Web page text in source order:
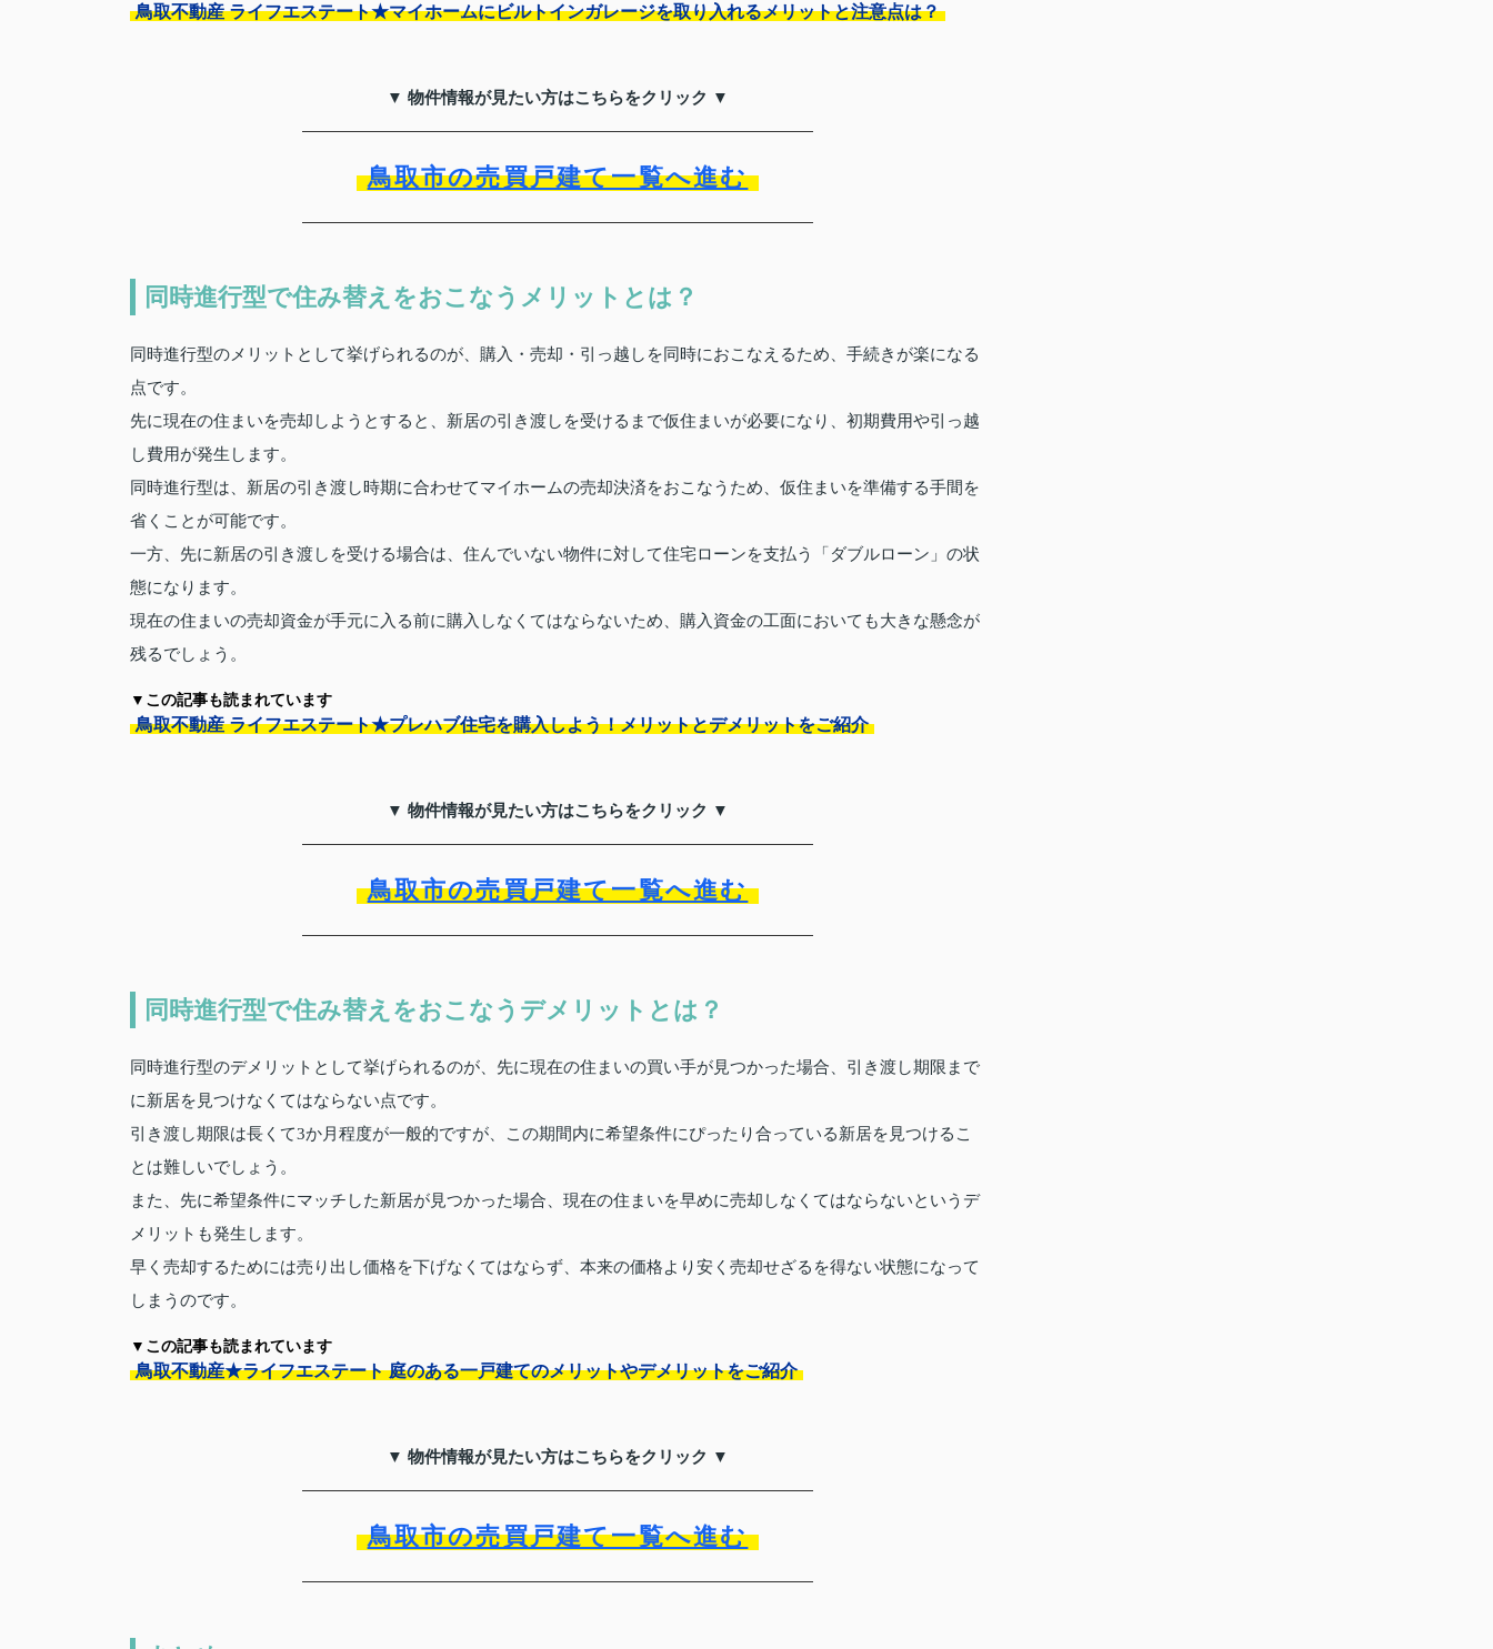
鳥取不動産 ライフエステート★マイホームにビルトインガレージを取り入れるメリットと注意点は？
▼ 物件情報が見たい方はこちらをクリック ▼
鳥取市の売買戸建て一覧へ進む
同時進行型で住み替えをおこなうメリットとは？
同時進行型のメリットとして挙げられるのが、購入・売却・引っ越しを同時におこなえるため、手続きが楽になる
点です。
先に現在の住まいを売却しようとすると、新居の引き渡しを受けるまで仮住まいが必要になり、初期費用や引っ越
し費用が発生します。
同時進行型は、新居の引き渡し時期に合わせてマイホームの売却決済をおこなうため、仮住まいを準備する手間を
省くことが可能です。
一方、先に新居の引き渡しを受ける場合は、住んでいない物件に対して住宅ローンを支払う「ダブルローン」の状
態になります。
現在の住まいの売却資金が手元に入る前に購入しなくてはならないため、購入資金の工面においても大きな懸念が
残るでしょう。
▼この記事も読まれています
鳥取不動産 ライフエステート★プレハブ住宅を購入しよう！メリットとデメリットをご紹介
▼ 物件情報が見たい方はこちらをクリック ▼
鳥取市の売買戸建て一覧へ進む
同時進行型で住み替えをおこなうデメリットとは？
同時進行型のデメリットとして挙げられるのが、先に現在の住まいの買い手が見つかった場合、引き渡し期限まで
に新居を見つけなくてはならない点です。
引き渡し期限は長くて3か月程度が一般的ですが、この期間内に希望条件にぴったり合っている新居を見つけるこ
とは難しいでしょう。
また、先に希望条件にマッチした新居が見つかった場合、現在の住まいを早めに売却しなくてはならないというデ
メリットも発生します。
早く売却するためには売り出し価格を下げなくてはならず、本来の価格より安く売却せざるを得ない状態になって
しまうのです。
▼この記事も読まれています
鳥取不動産★ライフエステート 庭のある一戸建てのメリットやデメリットをご紹介
▼ 物件情報が見たい方はこちらをクリック ▼
鳥取市の売買戸建て一覧へ進む